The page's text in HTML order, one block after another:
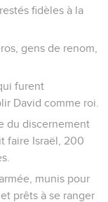
fidèles à la
gens de renom,
furent
David comme roi.
du discernement
faire Israël, 200
munis pour
prêts à se ranger